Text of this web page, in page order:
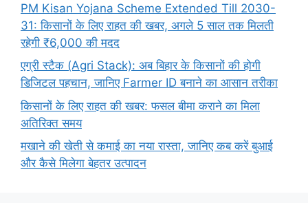
PM Kisan Yojana Scheme Extended Till 2030-
31: किसानों के लिए राहत की खबर, अगले 5 साल तक मिलती
रहेगी ₹6,000 की मदद
एग्री स्टैक (Agri Stack): अब बिहार के किसानों की होगी
डिजिटल पहचान, जानिए Farmer ID बनाने का आसान तरीका
किसानों के लिए राहत की खबर: फसल बीमा कराने का मिला
अतिरिक्त समय
मखाने की खेती से कमाई का नया रास्ता, जानिए कब करें बुआई
और कैसे मिलेगा बेहतर उत्पादन